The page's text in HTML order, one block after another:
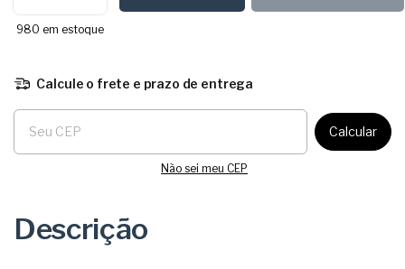
980 em estoque
Calcule o frete e prazo de entrega
Entregas para o CEP:
Calcular
Não sei meu CEP
Descrição